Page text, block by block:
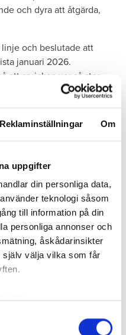
Reklaminställningar Om
uppgifter
din personliga data,
teknologi såsom
till information på din
personliga annonser och
åskådarinsikter
välja vilka som får
på upp till flera meter
och dyra att åtgärda,
och beslutade att
januari 2026.
att sprickan var så stor
ha insett att den kunde
är att hyresgästen får
som hyresvärden inför
Innan 2 november i år
– så säger lagen